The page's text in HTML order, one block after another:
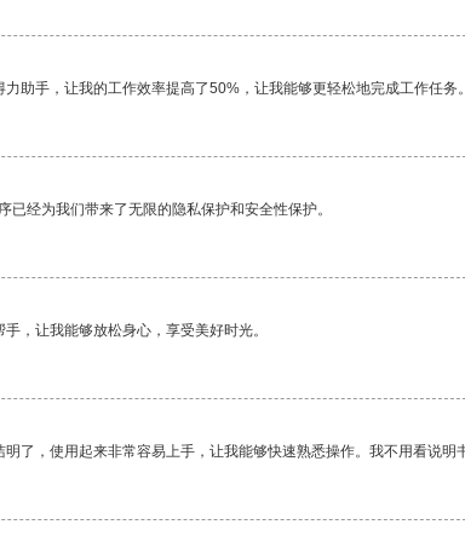
助手，让我的工作效率提高了50%，让我能够更轻松地完成工作任务。
已经为我们带来了无限的隐私保护和安全性保护。
，让我能够放松身心，享受美好时光。
了，使用起来非常容易上手，让我能够快速熟悉操作。我不用看说明